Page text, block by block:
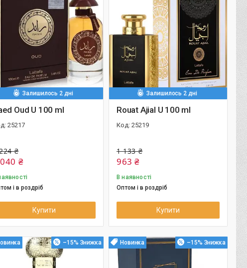
Залишилось 2 дні
Oud U 100 ml
25217
₴
₴
і в роздріб
Купити
Залишилось 2 дні
Rouat Ajial U 100 ml
25219
1 133 ₴
963 ₴
В наявності
Оптом і в роздріб
Купити
–15% Новинка –15%